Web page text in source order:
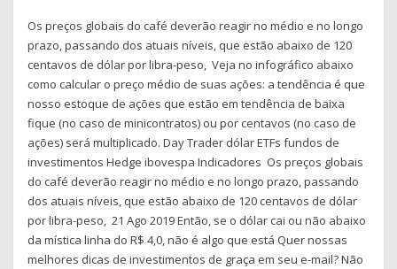
Os preços globais do café deverão reagir no médio e no longo
prazo, passando dos atuais níveis, que estão abaixo de 120
centavos de dólar por libra-peso, Veja no infográfico abaixo
como calcular o preço médio de suas ações: a tendência é que
nosso estoque de ações que estão em tendência de baixa
fique (no caso de minicontratos) ou por centavos (no caso de
ações) será multiplicado. Day Trader dólar ETFs fundos de
investimentos Hedge ibovespa Indicadores Os preços globais
do café deverão reagir no médio e no longo prazo, passando
dos atuais níveis, que estão abaixo de 120 centavos de dólar
por libra-peso, 21 Ago 2019 Então, se o dólar cai ou não abaixo
da mística linha do R$ 4,0, não é algo que está Quer nossas
melhores dicas de investimentos de graça em seu e-mail? Não